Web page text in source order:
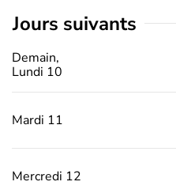
jours suivants
Demain,
Lundi 10
Mardi 11
Mercredi 12